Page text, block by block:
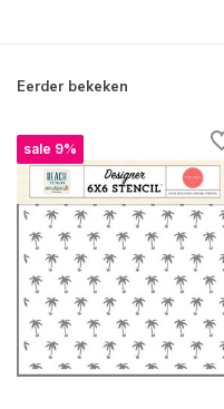
Eerder bekeken
sale 9%